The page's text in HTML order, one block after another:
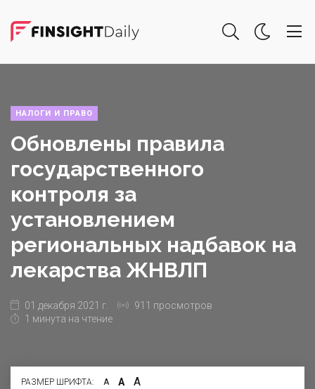
НАЛОГИ И ПРАВО
Обновлены правила
государственного
контроля за
установлением
региональных надбавок на
лекарства ЖНВЛП
01 декабря 2021 г.
911 просмотров
1 минута на чтение
РАЗМЕР ШРИФТА: А А А